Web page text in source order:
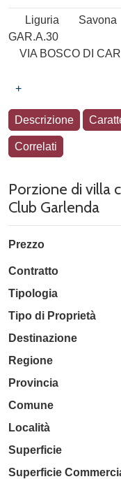
Liguria Savona
GAR.A.30
VIA BOSCO DI
+
Descrizione
Correlati
Porzione di villa
Club Garlenda
Prezzo
Contratto
Tipologia
Tipo di Proprietà
Destinazione
Regione
Provincia
Comune
Località
Superficie
Superficie